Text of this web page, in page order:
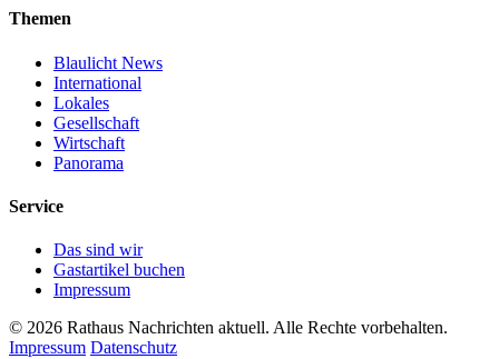
Themen
Blaulicht News
International
Lokales
Gesellschaft
Wirtschaft
Panorama
Service
Das sind wir
Gastartikel buchen
Impressum
© 2026 Rathaus Nachrichten aktuell. Alle Rechte vorbehalten.
Impressum Datenschutz